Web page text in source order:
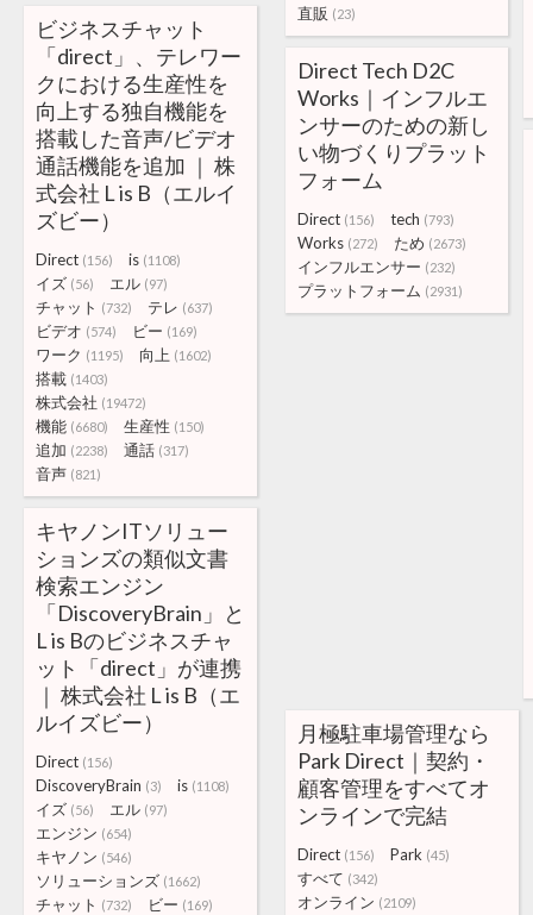
直販 (23)
ビジネスチャット
「direct」、テレワー
クにおける生産性を
向上する独自機能を
搭載した音声/ビデオ
通話機能を追加 ｜ 株
式会社 L is B（エルイ
ズビー）
Direct (156) is (1108)
イズ (56) エル (97)
チャット (732) テレ (637)
ビデオ (574) ビー (169)
ワーク (1195) 向上 (1602)
搭載 (1403)
株式会社 (19472)
機能 (6680) 生産性 (150)
追加 (2238) 通話 (317)
音声 (821)
Direct Tech D2C
Works｜インフルエ
ンサーのための新し
い物づくりプラット
フォーム
Direct (156) tech (793)
Works (272) ため (2673)
インフルエンサー (232)
プラットフォーム (2931)
キヤノンITソリュー
ションズの類似文書
検索エンジン
「DiscoveryBrain」と
L is Bのビジネスチャ
ット「direct」が連携
｜ 株式会社 L is B（エ
ルイズビー）
Direct (156)
DiscoveryBrain (3) is (1108)
イズ (56) エル (97)
エンジン (654)
キヤノン (546)
ソリューションズ (1662)
チャット (732) ビー (169)
月極駐車場管理なら
Park Direct｜契約・
顧客管理をすべてオ
ンラインで完結
Direct (156) Park (45)
すべて (342)
オンライン (2109)